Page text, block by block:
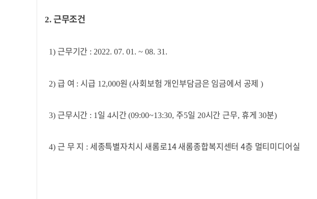
2. 근무조건
1) 근무기간 : 2022. 07. 01. ~ 08. 31.
2) 급 여 : 시급 12,000원 (사회보험 개인부담금은 임금에서 공제 )
3) 근무시간 : 1 일 4시간 (09:00~13:30, 주5일 20시간 근무, 휴게 30분)
4) 근 무 지 : 세종특별자치시 새롬로14 새롬종합복지센터 4층 멀티미디어실